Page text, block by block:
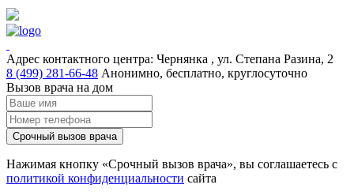
Адрес контактного центра: Чернянка , ул. Степана Разина, 2
8 (499) 281-66-48 Анонимно, бесплатно, круглосуточно
Вызов врача на дом
Срочный вызов врача
Нажимая кнопку «Срочный вызов врача», вы соглашаетесь с
политикой конфиденциальности сайта